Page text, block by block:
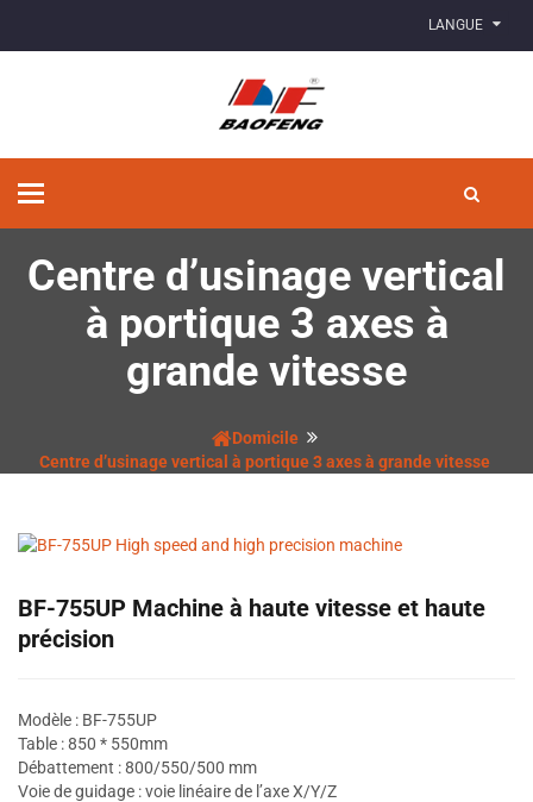
LANGUE
Basculer
Centre d’usinage vertical
à portique 3 axes à
grande vitesse
Domicile
Centre d’usinage vertical à portique 3 axes à grande vitesse
BF-755UP Machine à haute vitesse et haute
précision
Modèle : BF-755UP
Table : 850 * 550mm
Débattement : 800/550/500 mm
Voie de guidage : voie linéaire de l’axe X/Y/Z